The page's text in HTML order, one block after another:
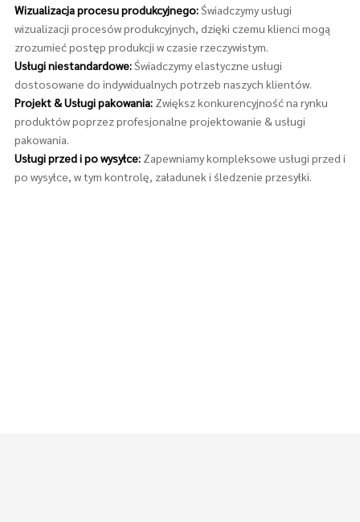
Wizualizacja procesu produkcyjnego:Świadczymy usługi
wizualizacji procesów produkcyjnych, dzięki czemu klienci mogą
zrozumieć postęp produkcji w czasie rzeczywistym.
Usługi niestandardowe:Świadczymy elastyczne usługi
dostosowane do indywidualnych potrzeb naszych klientów.
Projekt & Usługi pakowania: Zwiększ konkurencyjność na rynku
produktów poprzez profesjonalne projektowanie & usługi
pakowania.
Usługi przed i po wysyłce: Zapewniamy kompleksowe usługi przed i
po wysyłce, w tym kontrolę, załadunek i śledzenie przesyłki.